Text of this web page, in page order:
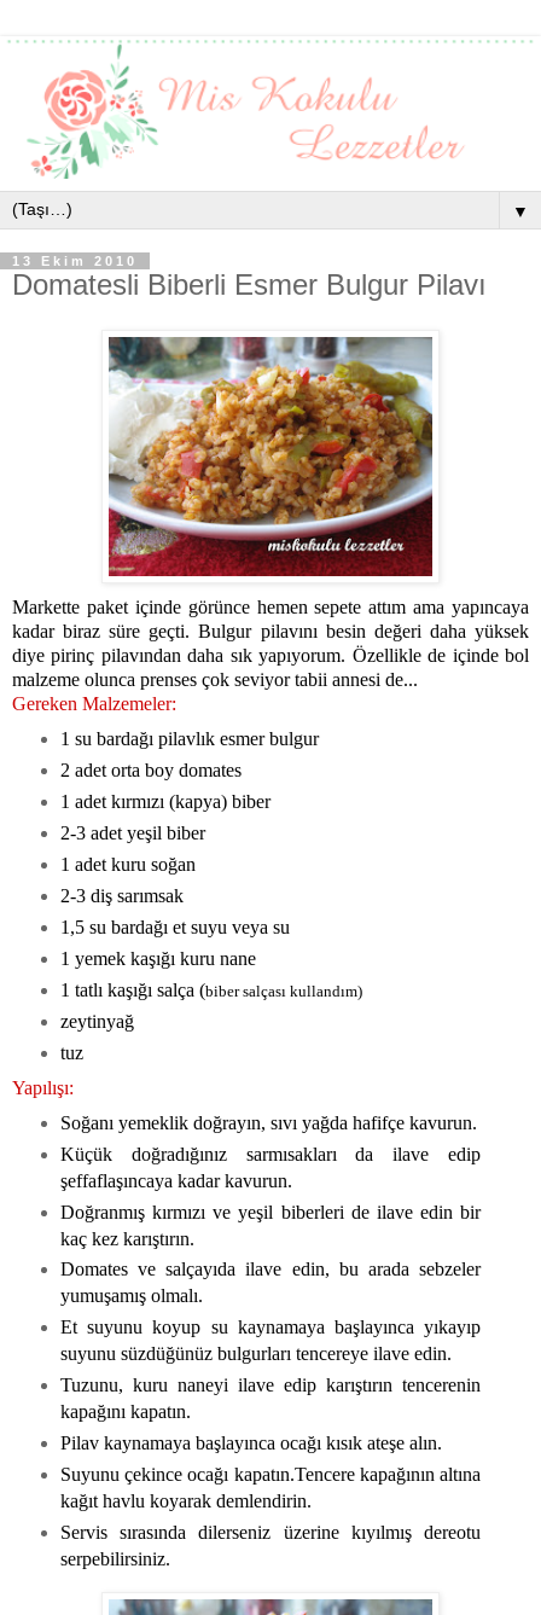
▼
13 Ekim 2010
Domatesli Biberli Esmer Bulgur Pilavı
Markette paket içinde görünce hemen sepete attım ama yapıncaya
kadar biraz süre geçti. Bulgur pilavını besin değeri daha yüksek
diye pirinç pilavından daha sık yapıyorum. Özellikle de içinde bol
malzeme olunca prenses çok seviyor tabii annesi de...
Gereken Malzemeler:
1 su bardağı pilavlık esmer bulgur
2 adet orta boy domates
1 adet kırmızı (kapya) biber
2-3 adet yeşil biber
1 adet kuru soğan
2-3 diş sarımsak
1,5 su bardağı et suyu veya su
1 yemek kaşığı kuru nane
1 tatlı kaşığı salça (biber salçası kullandım)
zeytinyağ
tuz
Yapılışı:
Soğanı yemeklik doğrayın, sıvı yağda hafifçe kavurun.
Küçük doğradığınız sarmısakları da ilave edip
şeffaflaşıncaya kadar kavurun.
Doğranmış kırmızı ve yeşil biberleri de ilave edin bir
kaç kez karıştırın.
Domates ve salçayıda ilave edin, bu arada sebzeler
yumuşamış olmalı.
Et suyunu koyup su kaynamaya başlayınca yıkayıp
suyunu süzdüğünüz bulgurları tencereye ilave edin.
Tuzunu, kuru naneyi ilave edip karıştırın tencerenin
kapağını kapatın.
Pilav kaynamaya başlayınca ocağı kısık ateşe alın.
Suyunu çekince ocağı kapatın.Tencere kapağının altına
kağıt havlu koyarak demlendirin.
Servis sırasında dilerseniz üzerine kıyılmış dereotu
serpebilirsiniz.